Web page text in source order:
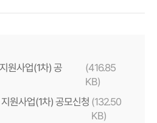
원사업(1차) 공 (416.85
KB)
원사업(1차) 공모신청 (132.50
KB)